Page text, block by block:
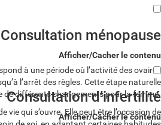
Consultation ménopause
Afficher/Cacher le contenu
à une période où l’activité des ovaires
l’arrêt des règles. Cette étape naturelle
de différents changements pour la femme.
vie qui s’ouvre. Elle peut être l’occasion de
Consultation d’infertilité
Afficher/Cacher le contenu